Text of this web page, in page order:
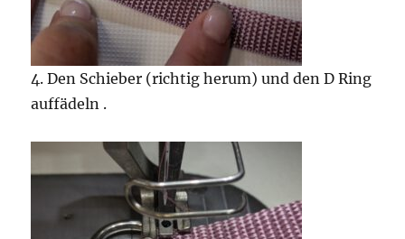
4. Den Schieber (richtig herum) und den D Ring
auffädeln .